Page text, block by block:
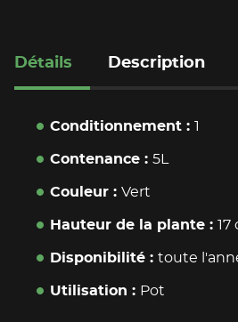
Détails Description
Conditionnement 1
Contenance 5L
Couleur Vert
Hauteur de la plante 17
Disponibilité toute
Utilisation Pot